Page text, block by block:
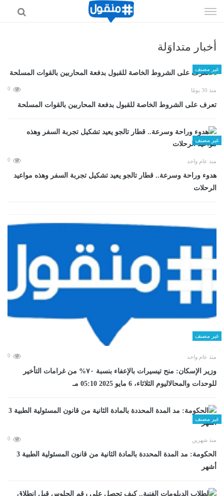
الى
أخبار متداوَلة
غير مصنف
منذ 30 يومًا 0
تعرف على الشروط الخاصة للقبول بدفعة المحاربين بالقوات المسلحة
غير مصنف
منذ عام واحد 0
هدوء وراحة وسرعة.. قطار تالجو يعيد تشكيل تجربة السفر وهذه مواعيد
الرحلات
غير مصنف
منذ عام واحد 0
وزير الإسكان: منح تيسيرات بالإعفاء بنسبة ٧٠% من غرامات التأخير
للوحدات والمحالاليوم الثلاثاء، 6 مايو 2025 05:10 مـ
غير مصنف
منذ شهرين 0
الحكومة: مد المدة المحددة بالمادة الثانية من قانون المسئولية الطبية 3
أشهر